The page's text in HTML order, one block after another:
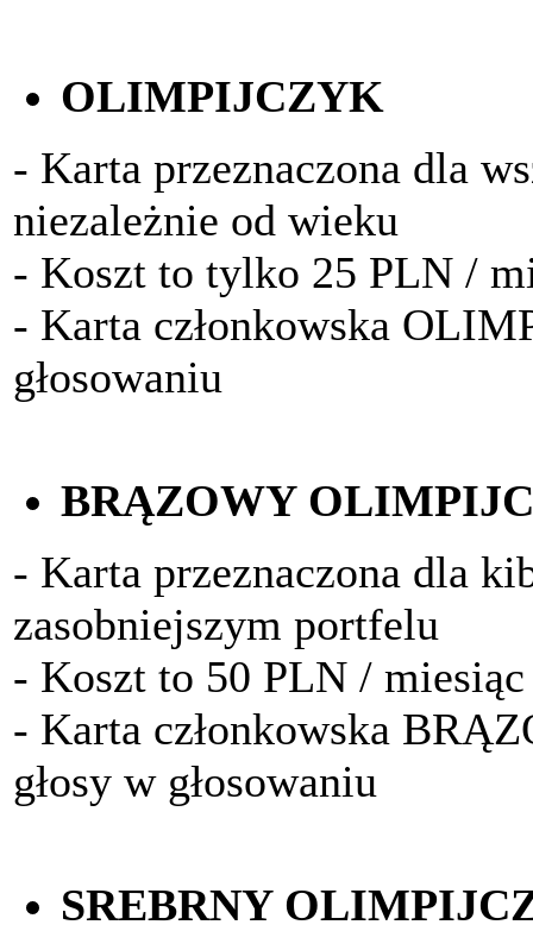
OLIMPIJCZYK
- Karta przeznaczona dla
niezależnie od wieku
- Koszt to tylko 25 PLN /
- Karta członkowska
głosowaniu
BRĄZOWY
- Karta przeznaczona dla
zasobniejszym portfelu
- Koszt to 50 PLN / miesiąc
- Karta członkowska
głosy w głosowaniu
SREBRNY